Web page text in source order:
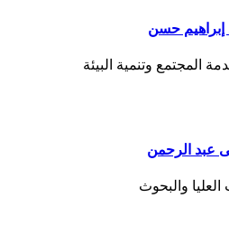
إبراهيم حسن
المجتمع وتنمية البيئة
عبد الرحمن
والبحوث